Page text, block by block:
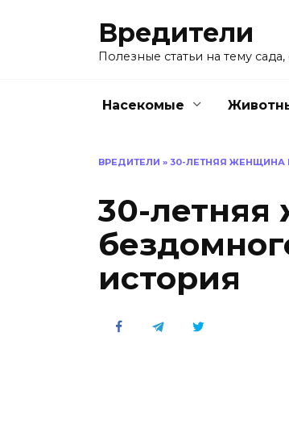
Вредители
Полезные статьи на тему
Насекомые
ВРЕДИТЕЛИ » 30-ЛЕТНЯЯ ЖЕНЩИНА
30-
история